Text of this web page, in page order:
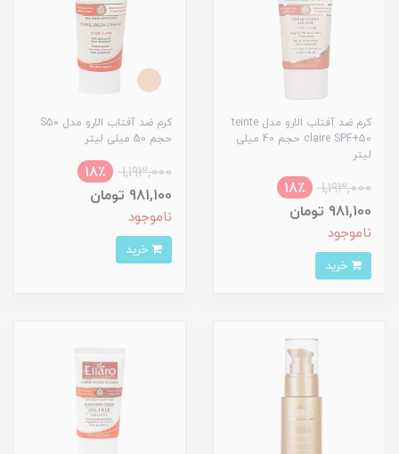
کرم ضد آفتاب الارو مدل teinte
claire SPF+50 حجم 40 میلی
لیتر
1,193,000
18٪
981,100 تومان
ناموجود
کرم ضد آفتاب الارو مدل S50
حجم 50 میلی لیتر
1,193,000
18٪
981,100 تومان
ناموجود